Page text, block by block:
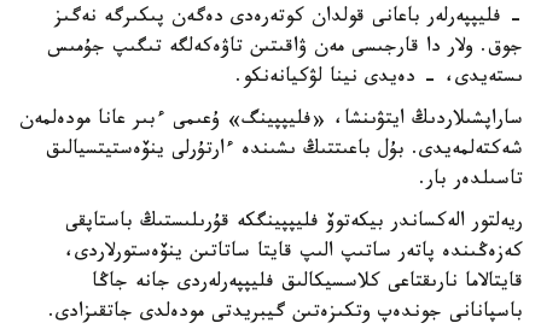
- فليپپەرلەر باعانى قولدان كوتەرەدى دەگەن پىكىرگە نەگىز
جوق. ولار دا قارجىسى مەن ۋاقىتىن تاۋەكەلگە تىگىپ جۇمىس
ىستەيدى، - دەيدى نينا لۋكيانەنكو.
ساراپشىلاردىڭ ايتۋىنشا، «فليپپينگ» ۇعىمى ءبىر عانا مودەلمەن
شەكتەلمەيدى. بۇل باعىتتىڭ ىشىندە ءارتۇرلى ينۆەستيتسيالىق
تاسىلدەر بار.
ريەلتور الەكساندر بيكەتوۆ فليپپينگكە قۇرىلىستىڭ باستاپقى
كەزەڭىندە پاتەر ساتىپ الىپ قايتا ساتاتىن ينۆەستورلاردى،
قايتالاما نارىقتاعى كلاسسيكالىق فليپپەرلەردى جانە جاڭا
باسپانانى جوندەپ وتكىزەتىن گيبريدتى مودەلدى جاتقىزادى.